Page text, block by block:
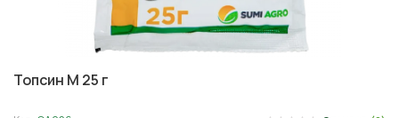
Топсин М 25 г